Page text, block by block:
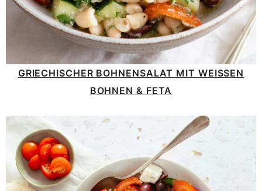
GRIECHISCHER BOHNENSALAT MIT WEISSEN B
OHNEN & FETA